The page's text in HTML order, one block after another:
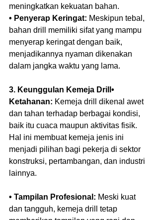
meningkatkan kekuatan bahan.
• Penyerap Keringat: Meskipun tebal,
bahan drill memiliki sifat yang mampu
menyerap keringat dengan baik,
menjadikannya nyaman dikenakan
dalam jangka waktu yang lama.
3. Keunggulan Kemeja Drill•
Ketahanan: Kemeja drill dikenal awet
dan tahan terhadap berbagai kondisi,
baik itu cuaca maupun aktivitas fisik.
Hal ini membuat kemeja jenis ini
menjadi pilihan bagi pekerja di sektor
konstruksi, pertambangan, dan industri
lainnya.
• Tampilan Profesional: Meski kuat
dan tangguh, kemeja drill tetap